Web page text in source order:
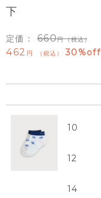
下
定価： 660 （税込）
462 税込 30%off
10
12
14